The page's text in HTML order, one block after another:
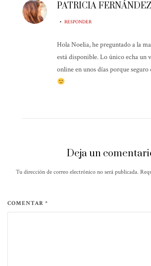
PATRICIA FERNÁNDEZ
• RESPONDER
Hola Noelia, he preguntado a la
está disponible. Lo único echa un
online en unos días porque
Deja un
Tu dirección de correo electrónico no será publicada.
COMENTAR *